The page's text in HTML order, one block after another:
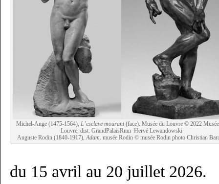
Michel-Ange (1475-1564), L’esclave mourant(face). Musée du Louvre © 2022
Louvre, dist. GrandPalaisRmn Hervé Lewandowski
Auguste Rodin (1840-1917),Adam. musée Rodin © musée Rodin photo Christian
du 15 avril au 20 juillet 2026.